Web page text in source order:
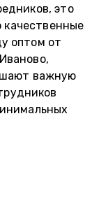
это
качественные
оптом от
важную